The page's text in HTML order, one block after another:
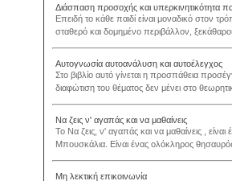
Διάσπαση προσοχής και υπερκινητικότητα
Επειδή το κάθε παιδί είναι μοναδικό στον
σταθερό και δομημένο περιβάλλον,
Αυτογνωσία αυτοανάλυση και αυτοέλεγχος
Στο βιβλίο αυτό γίνεται η προσπάθεια
διαφώτιση του θέματος δεν μένει στο
Να ζεις ν' αγαπάς και να μαθαίνεις
Το Να ζεις, ν' αγαπάς και να μαθαίνεις ,
Μπουσκάλια. Είναι ένας ολόκληρος
Μη λεκτική επικοινωνία